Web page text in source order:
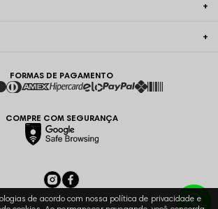
FORMAS DE PAGAMENTO
COMPRE COM SEGURANÇA
de acordo com nossa política de privacidade e